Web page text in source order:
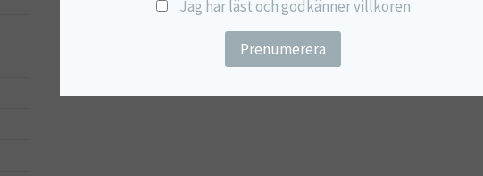
Jag har läst och godkänner villkoren